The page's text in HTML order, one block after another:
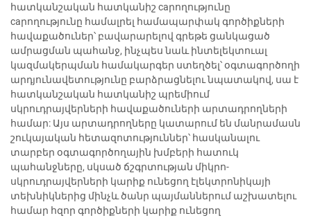
հատկանշական հատկանիշ caրողությունը
caրողությունը համալրել համապարփակ գործիքների
հավաքածուներ՝ բավարարելով գրեթե ցանկացած
ամրացման պահանջ, ինչպես նաև ինտելեկտուալ
կազմակերպման համակարգեր ստեղծել՝ օգտագործողի
արդյունավետությունը բարձրացնելու նպատակով, սա է
հատկանշական հատկանիշ պրեմիում
սկրուդրայվերների հավաքածուների արտադրողների
համար: Այս արտադրողները կատարում են մանրամասն
շուկայական հետազոտություններ՝ հասկանալու
տարբեր օգտագործողային խմբերի հատուկ
պահանջները, սկսած ճշգրտության միկրո-
սկրուդրայվերների կարիք ունեցող էլեկտրոնիկայի
տեխնիկներից մինչև ծանր պայմաններում աշխատելու
համար հզոր գործիքների կարիք ունեցող